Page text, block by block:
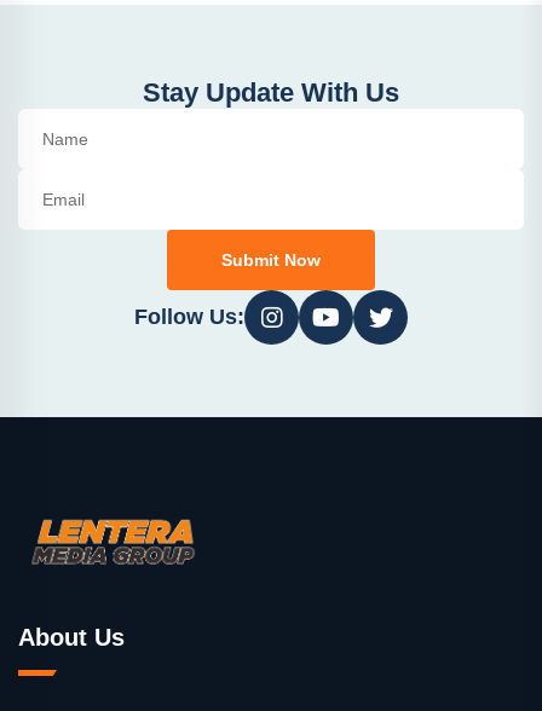
Stay Update With Us
Submit Now
Follow Us:
About Us